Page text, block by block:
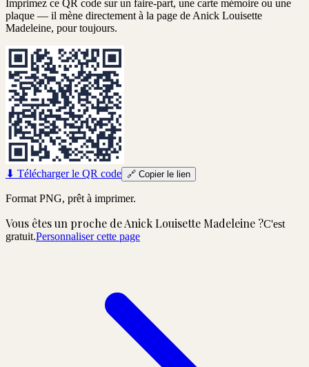
Imprimez ce QR code sur un faire-part, une carte mémoire ou une
plaque — il mène directement à la page de Anick Louisette
Madeleine, pour toujours.
⬇ Télécharger le QR code 🔗 Copier le lien
Format PNG, prêt à imprimer.
Vous êtes un proche deAnick Louisette Madeleine ?C'est
gratuit.Personnaliser cette page